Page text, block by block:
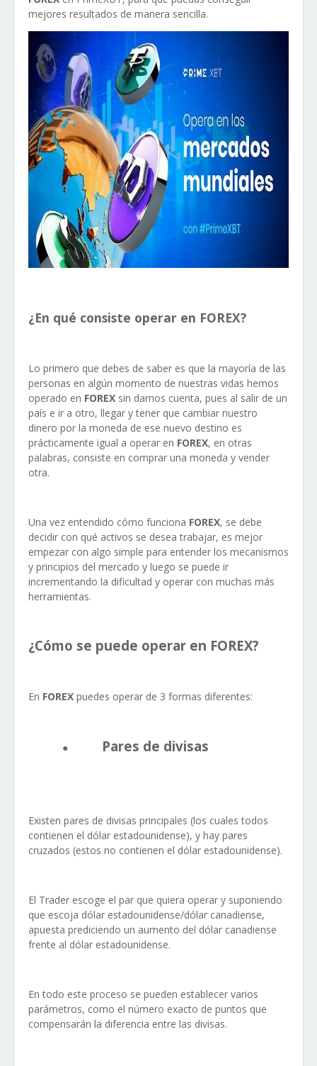
mejores resultados de manera sencilla.
¿En qué consiste operar en FOREX?
Lo primero que debes de saber es que la mayoría de las
personas en algún momento de nuestras vidas hemos
operado en FOREX sin darnos cuenta, pues al salir de un
país e ir a otro, llegar y tener que cambiar nuestro
dinero por la moneda de ese nuevo destino es
prácticamente igual a operar en FOREX, en otras
palabras, consiste en comprar una moneda y vender
otra.
Una vez entendido cómo funciona FOREX, se debe
decidir con qué activos se desea trabajar, es mejor
empezar con algo simple para entender los mecanismos
y principios del mercado y luego se puede ir
incrementando la dificultad y operar con muchas más
herramientas.
¿Cómo se puede operar en FOREX?
En FOREX puedes operar de 3 formas diferentes:
● Pares de divisas
Existen pares de divisas principales (los cuales todos
contienen el dólar estadounidense), y hay pares
cruzados (estos no contienen el dólar estadounidense).
El Trader escoge el par que quiera operar y suponiendo
que escoja dólar estadounidense/dólar canadiense,
apuesta prediciendo un aumento del dólar canadiense
frente al dólar estadounidense.
En todo este proceso se pueden establecer varios
parámetros, como el número exacto de puntos que
compensarán la diferencia entre las divisas.